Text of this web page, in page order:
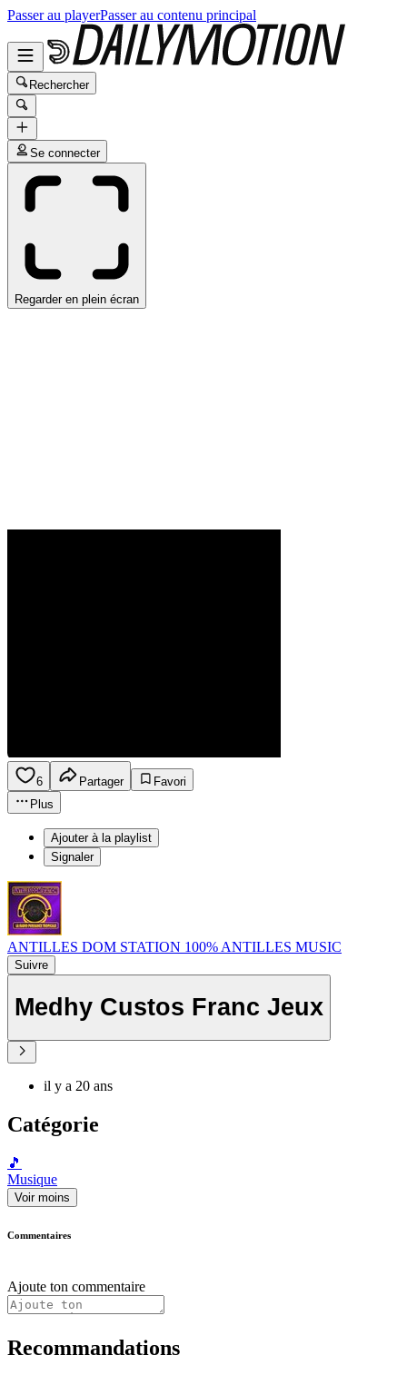
Passer au playerPasser au contenu principal
Rechercher
Se connecter
Regarder en plein écran
6 Partager
Favori
Plus
Ajouter à la playlist
Signaler
ANTILLES DOM STATION 100% ANTILLES MUSIC
Suivre
Medhy Custos Franc Jeux
il y a 20 ans
Catégorie
🎵
Musique
Voir moins
Commentaires
Ajoute ton commentaire
Recommandations